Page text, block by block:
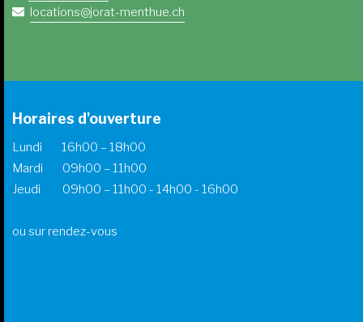
locations@jorat-menthue.ch
Horaires d'ouverture
Lundi 16h00 – 18h00
Mardi 09h00 – 11h00
Jeudi 09h00 – 11h00 - 14h00 - 16h00
ou sur rendez-vous